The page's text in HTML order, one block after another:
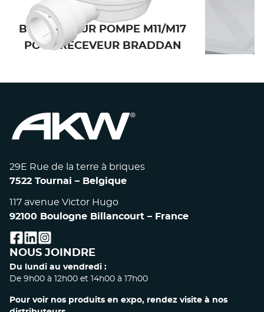
BONDE POUR POMPE M11/M17
POUR RECEVEUR BRADDAN
29E Rue de la terre à briques
7522 Tournai – Belgique
117 avenue Victor Hugo
92100 Boulogne Billancourt – France
facebook
linkedin
instagram
NOUS JOINDRE
Du lundi au vendredi :
De 9h00 à 12h00 et 14h00 à 17h00
Pour voir nos produits en expo, rendez visite à nos